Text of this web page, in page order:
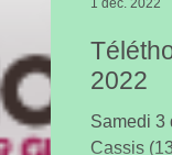
2022
Samedi 3
Cassis
1 déc. 2022